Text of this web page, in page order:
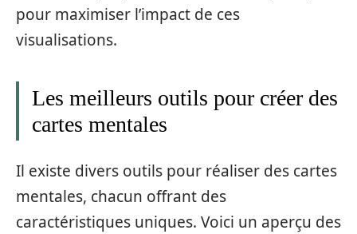
pour maximiser l’impact de ces
visualisations.
Les meilleurs outils pour créer des
cartes mentales
Il existe divers outils pour réaliser des cartes
mentales, chacun offrant des
caractéristiques uniques. Voici un aperçu des